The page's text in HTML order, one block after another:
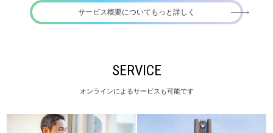
サービス概要についてもっと詳しく
SERVICE
オンラインによるサービスも可能です